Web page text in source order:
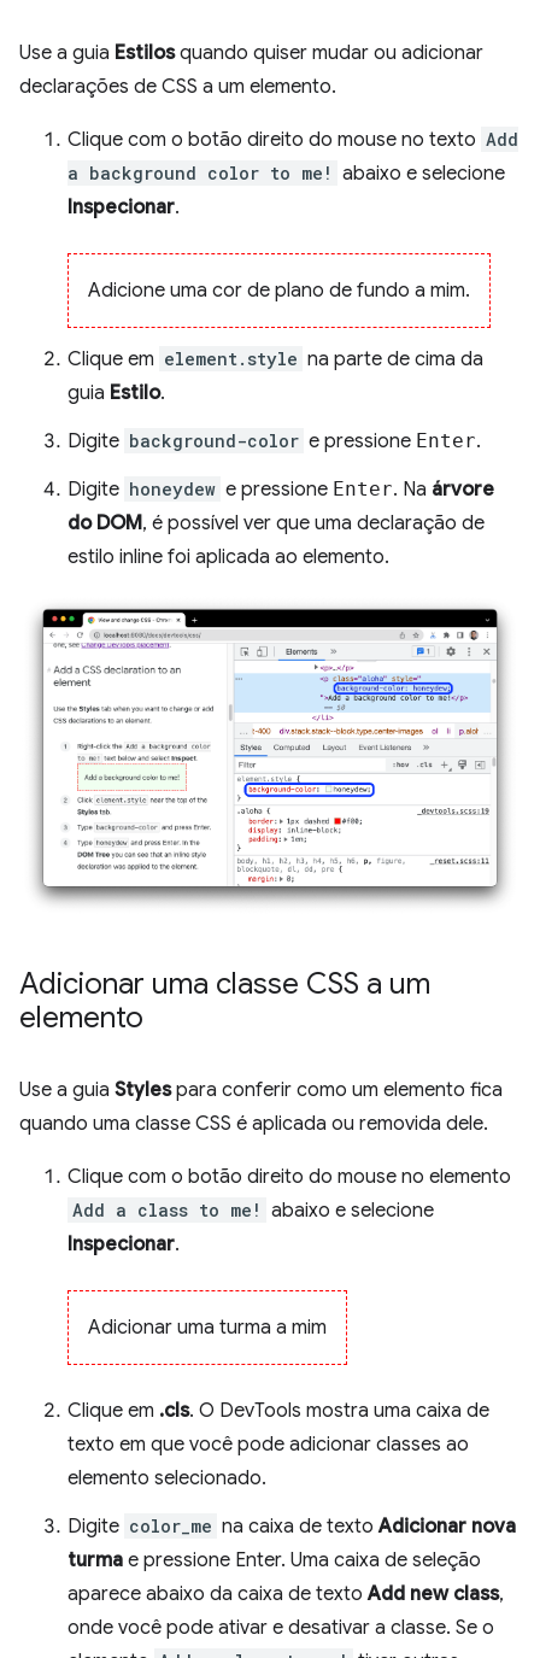
Use a guia Estilosquando quiser mudar ou adicionar
declarações de CSS a um elemento.
Clique com o botão direito do mouse no texto Add
a background color to me! abaixo e selecione
Inspecionar.
Adicione uma cor de plano de fundo a mim.
Clique em element.style na parte de cima da
guia Estilo.
Digite background-color e pressione Enter.
Digite honeydew e pressione Enter. Na árvore
do DOM, é possível ver que uma declaração de
estilo inline foi aplicada ao elemento.
Adicionar uma classe CSS a um
elemento
Use a guia Stylespara conferir como um elemento fica
quando uma classe CSS é aplicada ou removida dele.
Clique com o botão direito do mouse no elemento
Add a class to me! abaixo e selecione
Inspecionar.
Adicionar uma turma a mim
Clique em .cls. O DevTools mostra uma caixa de
texto em que você pode adicionar classes ao
elemento selecionado.
Digite color_me na caixa de textoAdicionar nova
turma e pressione Enter. Uma caixa de seleção
aparece abaixo da caixa de textoAdd new class,
onde você pode ativar e desativar a classe. Se o